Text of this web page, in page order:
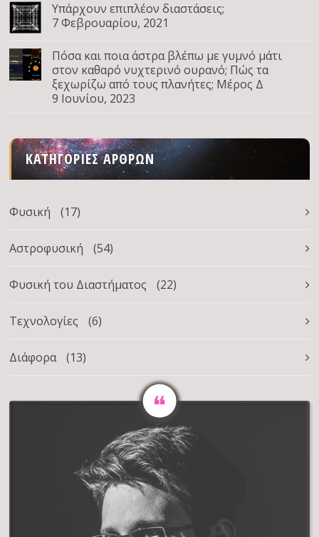
Υπάρχουν επιπλέον διαστάσεις;
7 Φεβρουαρίου, 2021
Πόσα και ποια άστρα βλέπω με γυμνό μάτι
στον καθαρό νυχτερινό ουρανό; Πώς τα
ξεχωρίζω από τους πλανήτες; Μέρος Δ
9 Ιουνίου, 2023
ΚΑΤΗΓΟΡΊΕΣ ΆΡΘΡΩΝ
Φυσική (17)
Αστροφυσική (54)
Φυσική του Διαστήματος (22)
Τεχνολογίες (6)
Διάφορα (13)